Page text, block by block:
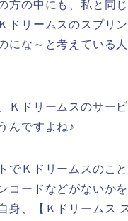
方の中にも、私と同
ドリームスのスプリ
にな～と考えている
Ｋドリームスのサー
んですよね♪
でＫドリームスのこ
コードなどがないか
身、【Ｋドリームス